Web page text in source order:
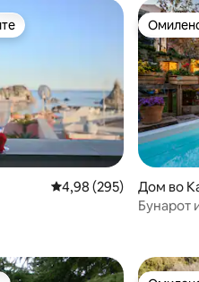
на гостите“
Просечна оцена: 4,98
4,98 (295)
Дом во
Бунарот